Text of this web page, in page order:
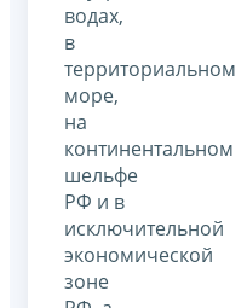
водах,
в
территориальном
море,
на
континентальном
шельфе
РФ и в
исключительной
экономической
зоне